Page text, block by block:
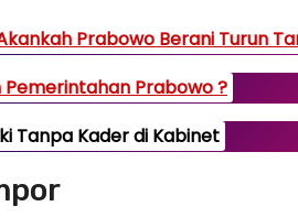
Prabowo Berani Turun
Prabowo ?
Tanpa Kader di Kabinet